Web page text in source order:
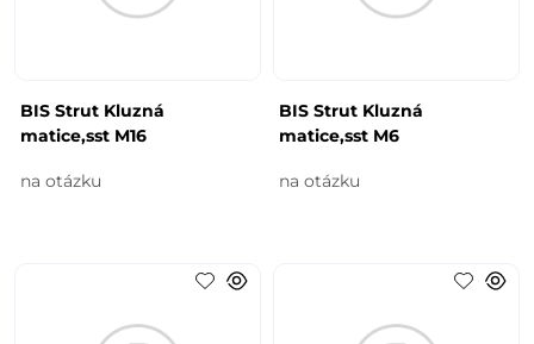
BIS Strut Kluzná
matice,sst M16
na otázku
BIS Strut Kluzná
matice,sst M6
na otázku